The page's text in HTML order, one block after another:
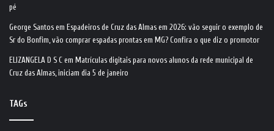
pé
George Santos em Espadeiros de Cruz das Almas em 2026: vão seguir o exemplo de
Sr do Bonfim, vão comprar espadas prontas em MG? Confira o que diz o promotor
ELIZANGELA D S C em Matrículas digitais para novos alunos da rede municipal de
Cruz das Almas, iniciam dia 5 de janeiro
TAGs